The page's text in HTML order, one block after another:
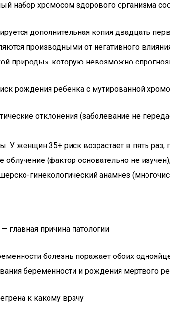
набор хромосом здорового организма
дополнительная копия двадцать
производными от негативного
природы», которую невозможно
рождения ребенка с мутированной
отклонения (заболевание не
У женщин 35+ риск возрастает в пять
облучение (фактор основательно не изучен);
гинекологический анамнез
причина патологии
болезнь поражает обоих
беременности и рождения мертвого
к какому врачу